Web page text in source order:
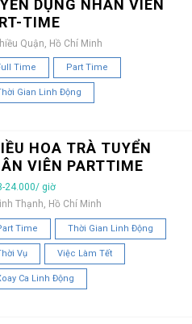
DỤNG NHÂN VIÊN
TIME
Quận, Hồ Chí Minh
Time Part Time
Gian Linh Động
HOA TRÀ TUYỂN
VIÊN PARTTIME
24.000/ giờ
Thạnh, Hồ Chí Minh
Time Thời Gian Linh Động
Vụ Việc Làm Tết
Ca Linh Động